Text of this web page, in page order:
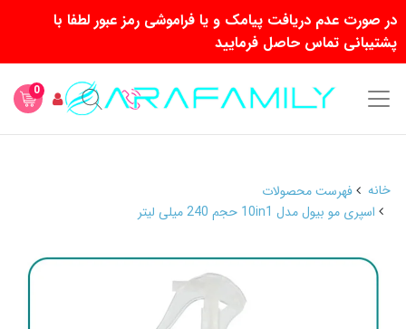
در صورت عدم دریافت پیامک و یا فراموشی رمز عبور لطفا با
پشتیبانی تماس حاصل فرمایید
0
خانه
فهرست محصولات
اسپری مو بیول مدل 10in1 حجم 240 میلی لیتر